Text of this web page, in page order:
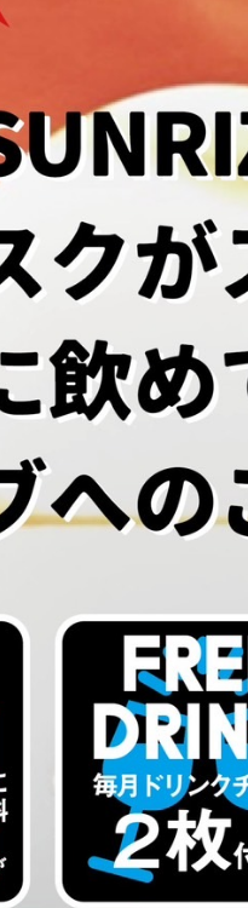
バー特典
presents 【
Catchy Claws /IN-DIG The
19:00
DOOR ¥2,900+DRINK(¥600)
ィストまで